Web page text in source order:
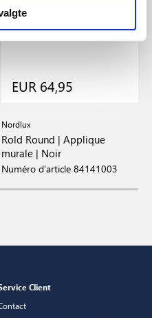
EUR 64,95
Nordlux
Rold Round | Applique
murale | Noir
Numéro d’article 84141003
Client